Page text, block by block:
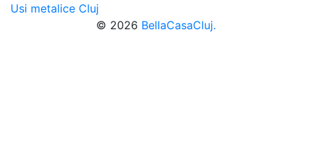
Usi metalice Cluj
© 2026 BellaCasaCluj.